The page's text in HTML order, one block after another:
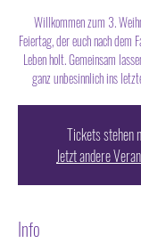
Willkommen zum 3.
Feiertag, der euch nach dem
Leben holt. Gemeinsam
ganz unbesinnlich ins
Tickets stehen
Jetzt andere
Info